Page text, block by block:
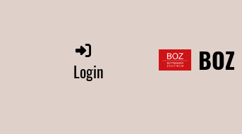
Login BOZ